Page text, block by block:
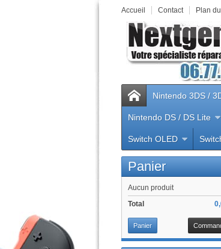
Accueil Contact Plan
Nintendo 3DS /
Nintendo DS / DS Lite
Switch OLED
Panier
Aucun produit
Total
Panier